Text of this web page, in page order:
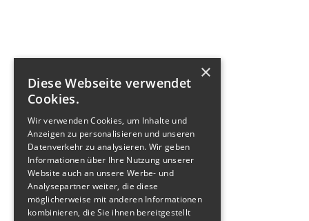
×
Diese Webseite verwendet
Cookies.
Wir verwenden Cookies, um Inhalte und
Anzeigen zu personalisieren und unseren
Datenverkehr zu analysieren. Wir geben
Informationen über Ihre Nutzung unserer
Website auch an unsere Werbe- und
Analysepartner weiter, die diese
möglicherweise mit anderen Informationen
kombinieren, die Sie ihnen bereitgestellt